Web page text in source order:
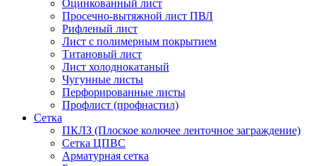
Оцинкованный лист
Просечно-вытяжной лист ПВЛ
Рифленый лист
Лист с полимерным покрытием
Титановый лист
Лист холоднокатаный
Чугунные листы
Перфорированные листы
Профлист (профнастил)
Сетка
ПКЛЗ (Плоское колючее ленточное заграждение)
Сетка ЦПВС
Арматурная сетка